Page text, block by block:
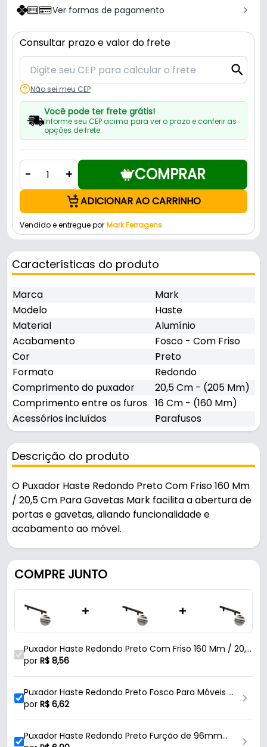
Ver formas de pagamento
Consultar prazo e valor do frete
Não sei meu CEP
Você pode ter frete grátis!
Informe seu CEP acima para ver o prazo e conferir as
opções de frete.
- + COMPRAR
ADICIONAR AO CARRINHO
Vendido e entregue por Mark Ferragens
Características do produto
Marca
Mark
Modelo
Haste
Material
Alumínio
Acabamento
Fosco - Com Friso
Cor
Preto
Formato
Redondo
Comprimento do puxador
20,5 Cm - (205 Mm)
Comprimento entre os furos 16 Cm - (160 Mm)
Acessórios incluídos
Parafusos
Descrição do produto
O Puxador Haste Redondo Preto Com Friso 160 Mm
/ 20,5 Cm Para Gavetas Mark facilita a abertura de
portas e gavetas, aliando funcionalidade e
acabamento ao móvel.
Pode ser usado em móveis e armários.
Fabricado em Alumínio com acabamento fosco -
Características:
- Marca: Mark
- Modelo: Haste
- Acabamento: Fosco - Com Friso
- Cor: Preto
- Comprimento do puxador: 20,5 Cm - (205 Mm)
- Comprimento entre os furos: 16 Cm - (160 Mm)
COMPRE JUNTO
+ +
Puxador Haste Redondo Preto Com Friso 160 Mm / 20,5
Cm Para Gavetas Mk
por R$ 8,56
Puxador Haste Redondo Preto Fosco Para Móveis –
Furação 064 Mm | Sofisticação Italy
por R$ 6,62
Puxador Haste Redondo Preto Furção de 96mm